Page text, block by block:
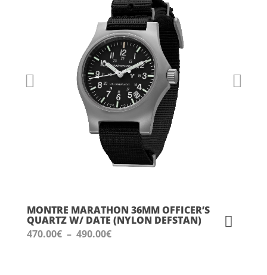
MONTRE MARATHON 36MM OFFICER’S
QUARTZ W/ DATE (NYLON DEFSTAN)
470.00€ – 490.00€Plage